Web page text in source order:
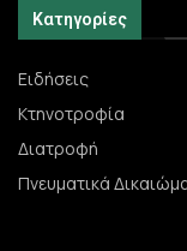
Κατηγορίες
Ειδήσεις
Κτηνοτροφία
Διατροφή
Πνευματικά